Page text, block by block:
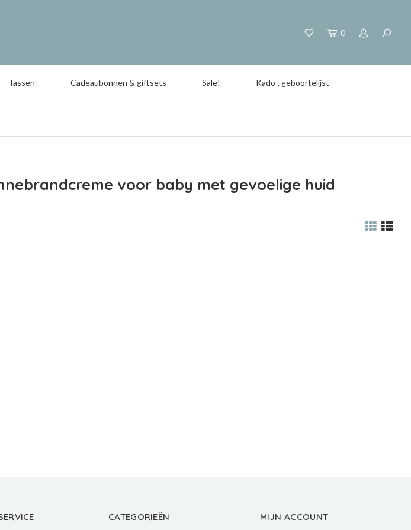
0
Tassen Cadeaubonnen & giftsets Sale! Kado-, geboortelijst
voor baby met gevoelige huid
CATEGORIEËN MIJN ACCOUNT